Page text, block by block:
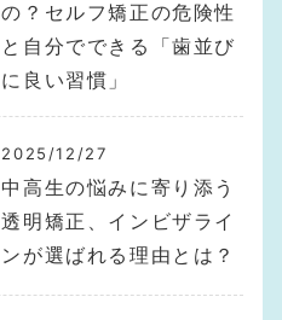
の？セルフ矯正の危険性
と自分でできる「歯並び
に良い習慣」
2025/12/27
中高生の悩みに寄り添う
透明矯正、インビザライ
ンが選ばれる理由とは？